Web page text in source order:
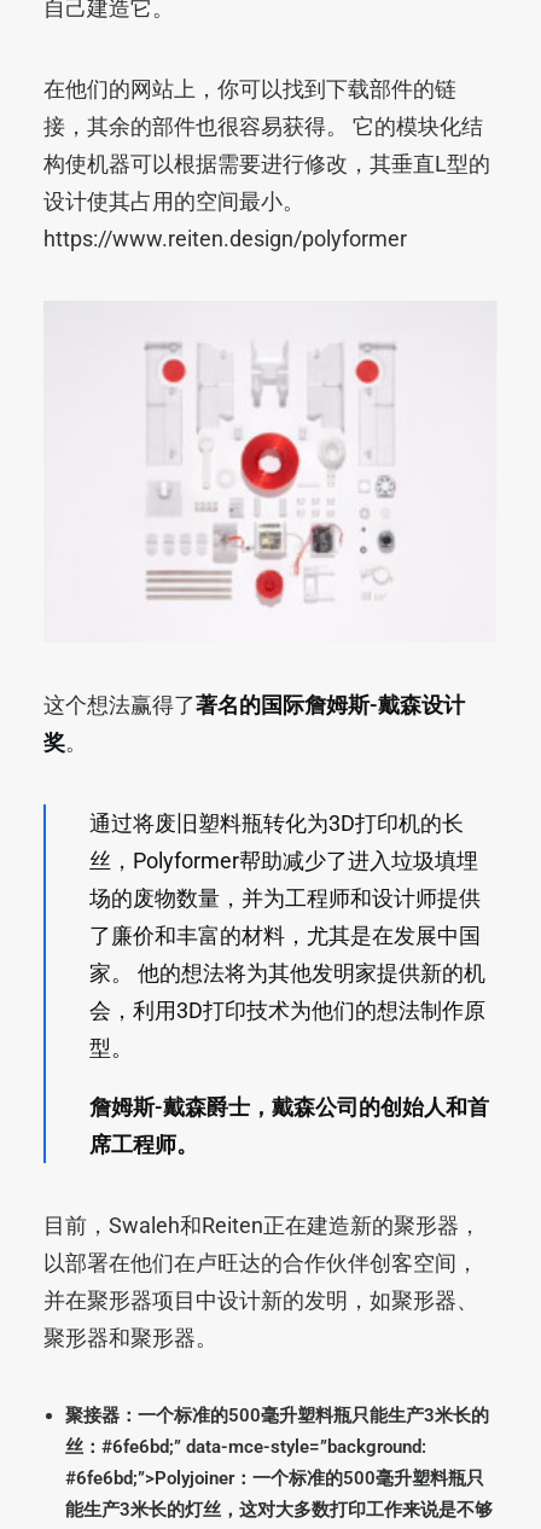
自己建造它。
在他们的网站上，你可以找到下载部件的链
接，其余的部件也很容易获得。 它的模块化结
构使机器可以根据需要进行修改，其垂直L型的
设计使其占用的空间最小。
https://www.reiten.design/polyformer
这个想法赢得了著名的国际詹姆斯-戴森设计
奖。
通过将废旧塑料瓶转化为3D打印机的长
丝，Polyformer帮助减少了进入垃圾填埋
场的废物数量，并为工程师和设计师提供
了廉价和丰富的材料，尤其是在发展中国
家。 他的想法将为其他发明家提供新的机
会，利用3D打印技术为他们的想法制作原
型。
詹姆斯-戴森爵士，戴森公司的创始人和首
席工程师。
目前，Swaleh和Reiten正在建造新的聚形器，
以部署在他们在卢旺达的合作伙伴创客空间，
并在聚形器项目中设计新的发明，如聚形器、
聚形器和聚形器。
聚接器：一个标准的500毫升塑料瓶只能生产3米长的
丝：#6fe6bd;” data-mce-style=”background:
#6fe6bd;”>Polyjoiner：一个标准的500毫升塑料瓶只
能生产3米长的灯丝，这对大多数打印工作来说是不够